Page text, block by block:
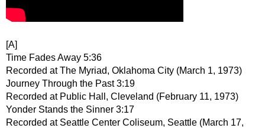
[A]
Time Fades Away 5:36
Recorded at The Myriad, Oklahoma City (March 1, 1973)
Journey Through the Past 3:19
Recorded at Public Hall, Cleveland (February 11, 1973)
Yonder Stands the Sinner 3:17
Recorded at Seattle Center Coliseum, Seattle (March 17,